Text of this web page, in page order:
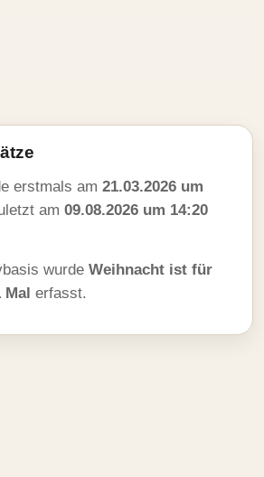
erstmals am 21.03.2026 um
am 09.08.2026 um 14:20
wurde Weihnacht ist für
Mal erfasst.